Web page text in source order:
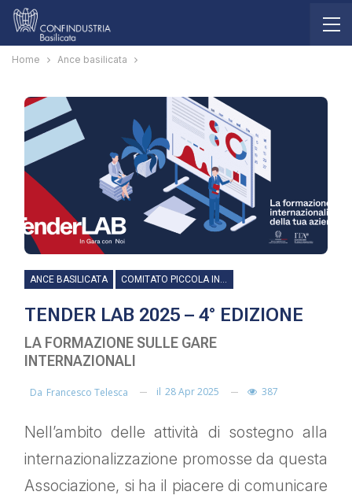
Home Ance basilicata
ANCE BASILICATA COMITATO PICCOLA INDUSTRIA
TENDER LAB 2025 – 4° EDIZIONE
LA FORMAZIONE SULLE GARE
INTERNAZIONALI
Da Francesco Telesca il 28 Apr 2025 387
Nell’ambito delle attività di sostegno alla
internazionalizzazione promosse da questa
Associazione, si ha il piacere di comunicare